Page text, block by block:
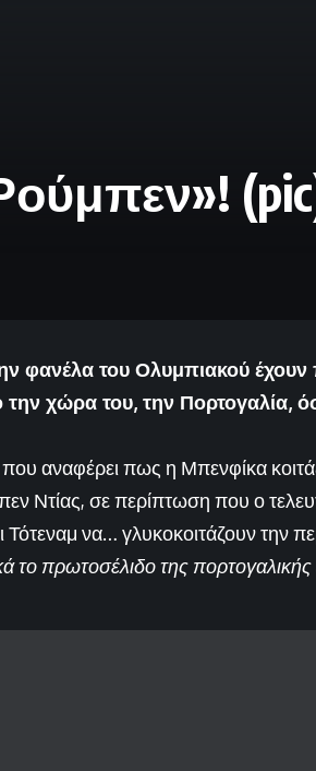
φανέλα του Ολυμπιακού έχουν
χώρα του, την Πορτογαλία,
αναφέρει πως η Μπενφίκα
Ντίας, σε περίπτωση που ο
Τότεναμ να… γλυκοκοιτάζουν την
το πρωτοσέλιδο της